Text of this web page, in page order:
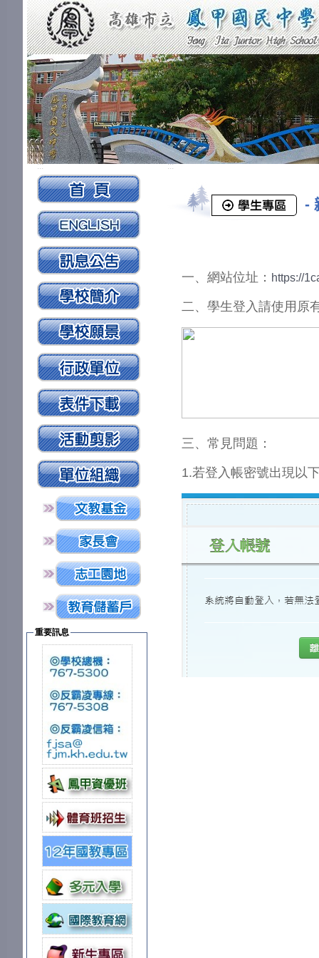
:::
重要訊息
:::
-
一、網站位址： https://
二、學生登入請使用原
三、常見問題：
1.若登入帳密號出現以